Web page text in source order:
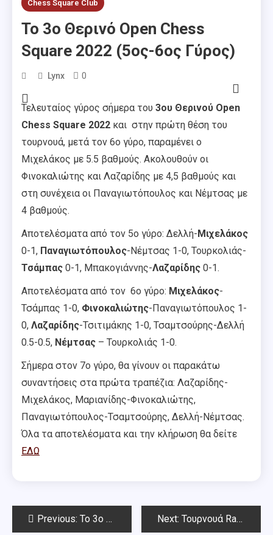
Chess Square Club
Το 3ο Θερινό Open Chess
Square 2022 (5ος-6ος Γύρος)
Lynx 0
Τελευταίος γύρος σήμερα του 3ου Θερινού Open
Chess Square 2022 και στην πρώτη θέση του
τουρνουά, μετά τον 6ο γύρο, παραμένει ο
Μιχελάκος με 5.5 βαθμούς. Ακολουθούν οι
Φινοκαλιώτης και Λαζαρίδης με 4,5 βαθμούς και
στη συνέχεια οι Παναγιωτόπουλος και Νέμτσας με
4 βαθμούς.
Αποτελέσματα από τον 5ο γύρο: Δελλή-Μιχελάκος
0-1, Παναγιωτόπουλος-Νέμτσας 1-0, Τουρκολιάς-
Τσάμπας 0-1, Μπακογιάννης-Λαζαρίδης 0-1.
Αποτελέσματα από τον 6ο γύρο: Μιχελάκος-
Τσάμπας 1-0, Φινοκαλιώτης-Παναγιωτόπουλος 1-
0, Λαζαρίδης-Τσιτιμάκης 1-0, Τσαμτσούρης-Δελλή
0.5-0.5, Νέμτσας – Τουρκολιάς 1-0.
Σήμερα στον 7ο γύρο, θα γίνουν οι παρακάτω
συναντήσεις στα πρώτα τραπέζια: Λαζαρίδης-
Μιχελάκος, Μαριανίδης-Φινοκαλιώτης,
Παναγιωτόπουλος-Τσαμτσούρης, Δελλή-Νέμτσας.
Όλα τα αποτελέσματα και την κλήρωση θα δείτε
ΕΔΩ
PostPrevious: Το 3ο Θερινό Open Chess Square 2022 (3ος-4ος γύρος) Next: Τουρνουά Rapid & Blitz στο Chess Square